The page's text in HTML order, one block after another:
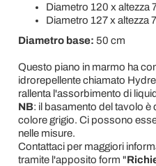
Diametro 120 x altezza
Diametro 127 x altezza
Diametro base: 50 cm
Questo piano in marmo ha
idrorepellente chiamato
rallenta l'assorbimento di
NB: il basamento del tavolo è
colore grigio. Ci possono
nelle misure.
Contattaci per maggiori
tramite l'apposito form "